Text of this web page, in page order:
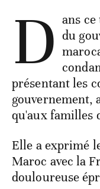
D ans
du
présentant les
gouvernement,
qu'aux familles
Elle a exprimé
Maroc avec la
douloureuse